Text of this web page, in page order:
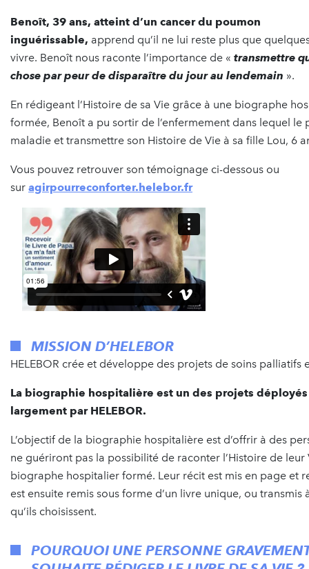
Benoît, 39 ans, atteint d’un cancer du poumon
inguérissable, apprend qu’il ne lui reste plus que
vivre. Benoît nous raconte l’importance de « transmettre
chose par peur de disparaître du jour au lendemain ».
En rédigeant l’Histoire de sa Vie grâce à une biographe
formée, Benoît a pu sortir de l’enfermement dans lequel le
maladie et transmettre son Histoire de Vie à sa fille Lou, 6
Vous pouvez retrouver son témoignage ci-dessous ou
sur agirpourreconforter.helebor.fr
MISSION D’HELEBOR
HELEBOR crée et développe des projets de soins palliatifs
La biographie hospitalière est un des projets
largement par HELEBOR.
L’objectif de la biographie hospitalière est d’offrir à des
ne guériront pas la possibilité de raconter l’Histoire de leur
biographe hospitalier formé. Leur récit est mis en page et
est ensuite remis sous forme d’un livre unique, ou transmis
qu’ils choisissent.
POURQUOI UNE PERSONNE